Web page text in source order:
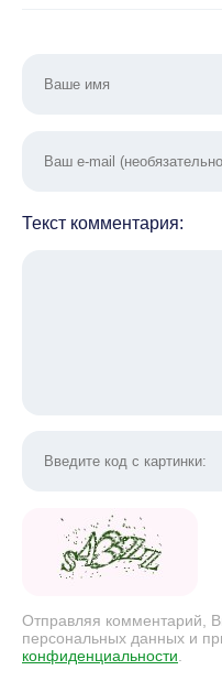
Текст комментария:
Отправляя комментарий,
персональных данных и
конфиденциальности.